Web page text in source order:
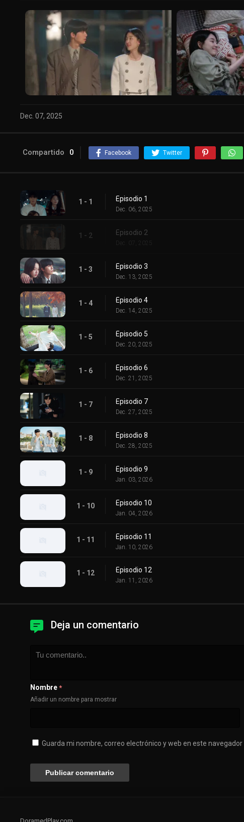
Dec. 07, 2025
Compartido 0 Facebook Twitter
1 - 1 Episodio 1
Dec. 06, 2025
1 - 2 Episodio 2
Dec. 07, 2025
1 - 3 Episodio 3
Dec. 13, 2025
1 - 4 Episodio 4
Dec. 14, 2025
1 - 5 Episodio 5
Dec. 20, 2025
1 - 6 Episodio 6
Dec. 21, 2025
1 - 7 Episodio 7
Dec. 27, 2025
1 - 8 Episodio 8
Dec. 28, 2025
1 - 9 Episodio 9
Jan. 03, 2026
1 - 10 Episodio 10
Jan. 04, 2026
1 - 11 Episodio 11
Jan. 10, 2026
1 - 12 Episodio 12
Jan. 11, 2026
Deja un comentario
Nombre *
Añadir un nombre para mostrar
Guarda mi nombre, correo electrónico y web en este